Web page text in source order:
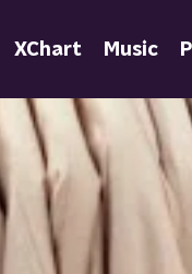
XChart Music